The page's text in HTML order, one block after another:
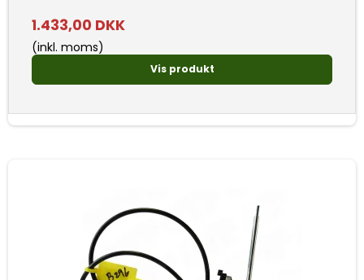
1.433,00 DKK
(inkl. moms)
Vis produkt